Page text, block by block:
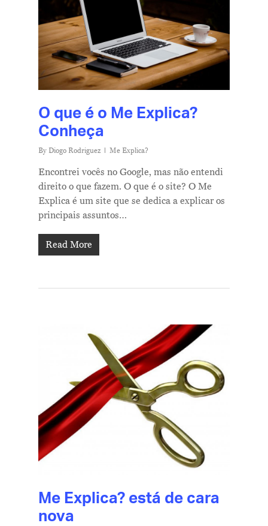
O que é o Me Explica?
Conheça
By Diogo Rodriguez Me Explica?
Encontrei vocês no Google, mas não entendi
direito o que fazem. O que é o site? O Me
Explica é um site que se dedica a explicar os
principais assuntos…
Read More
Me Explica? está de cara
nova